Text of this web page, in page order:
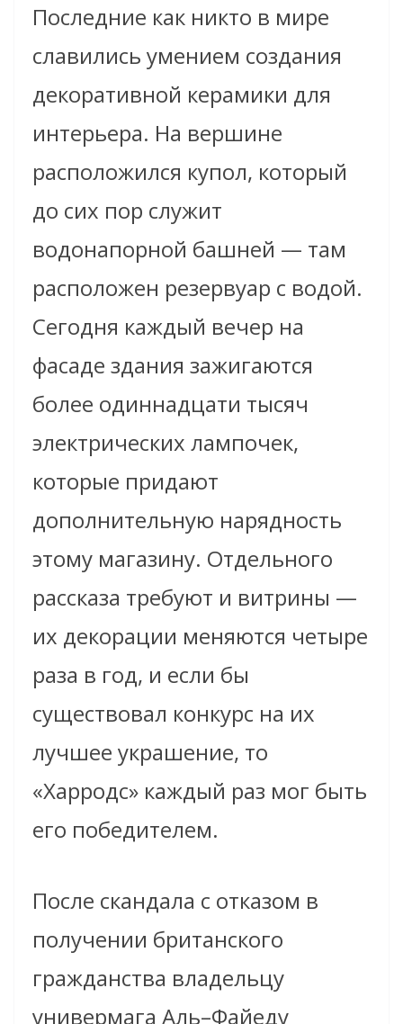
Последние как никто в мире
славились умением создания
декоративной керамики для
интерьера. На вершине
расположился купол, который
до сих пор служит
водонапорной башней — там
расположен резервуар с водой.
Сегодня каждый вечер на
фасаде здания зажигаются
более одиннадцати тысяч
электрических лампочек,
которые придают
дополнительную нарядность
этому магазину. Отдельного
рассказа требуют и витрины —
их декорации меняются четыре
раза в год, и если бы
существовал конкурс на их
лучшее украшение, то
«Харродс» каждый раз мог быть
его победителем.
После скандала с отказом в
получении британского
гражданства владельцу
универмага Аль–Файеду